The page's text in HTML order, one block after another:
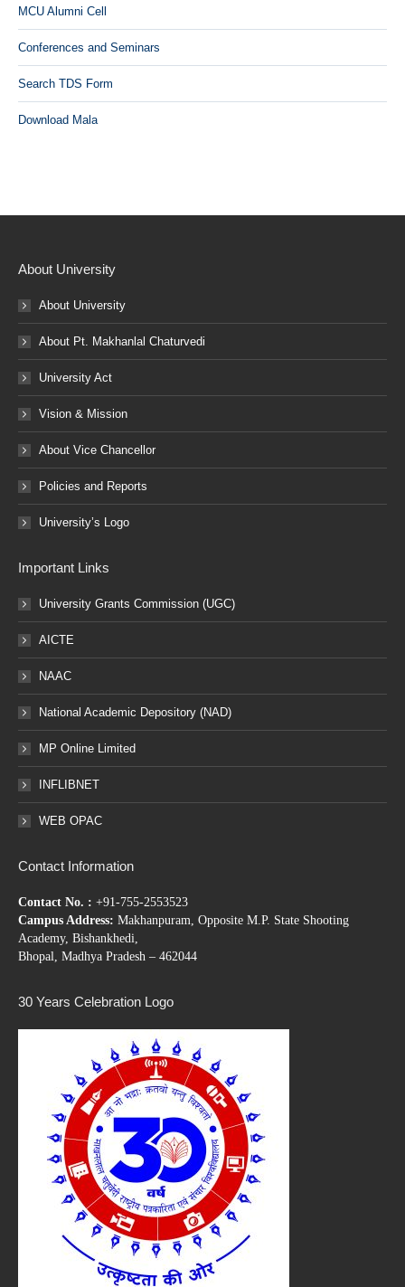
MCU Alumni Cell
Conferences and Seminars
Search TDS Form
Download Mala
About University
About University
About Pt. Makhanlal Chaturvedi
University Act
Vision & Mission
About Vice Chancellor
Policies and Reports
University’s Logo
Important Links
University Grants Commission (UGC)
AICTE
NAAC
National Academic Depository (NAD)
MP Online Limited
INFLIBNET
WEB OPAC
Contact Information
Contact No. : +91-755-2553523
Campus Address: Makhanpuram, Opposite M.P. State Shooting
Academy, Bishankhedi,
Bhopal, Madhya Pradesh – 462044
30 Years Celebration Logo